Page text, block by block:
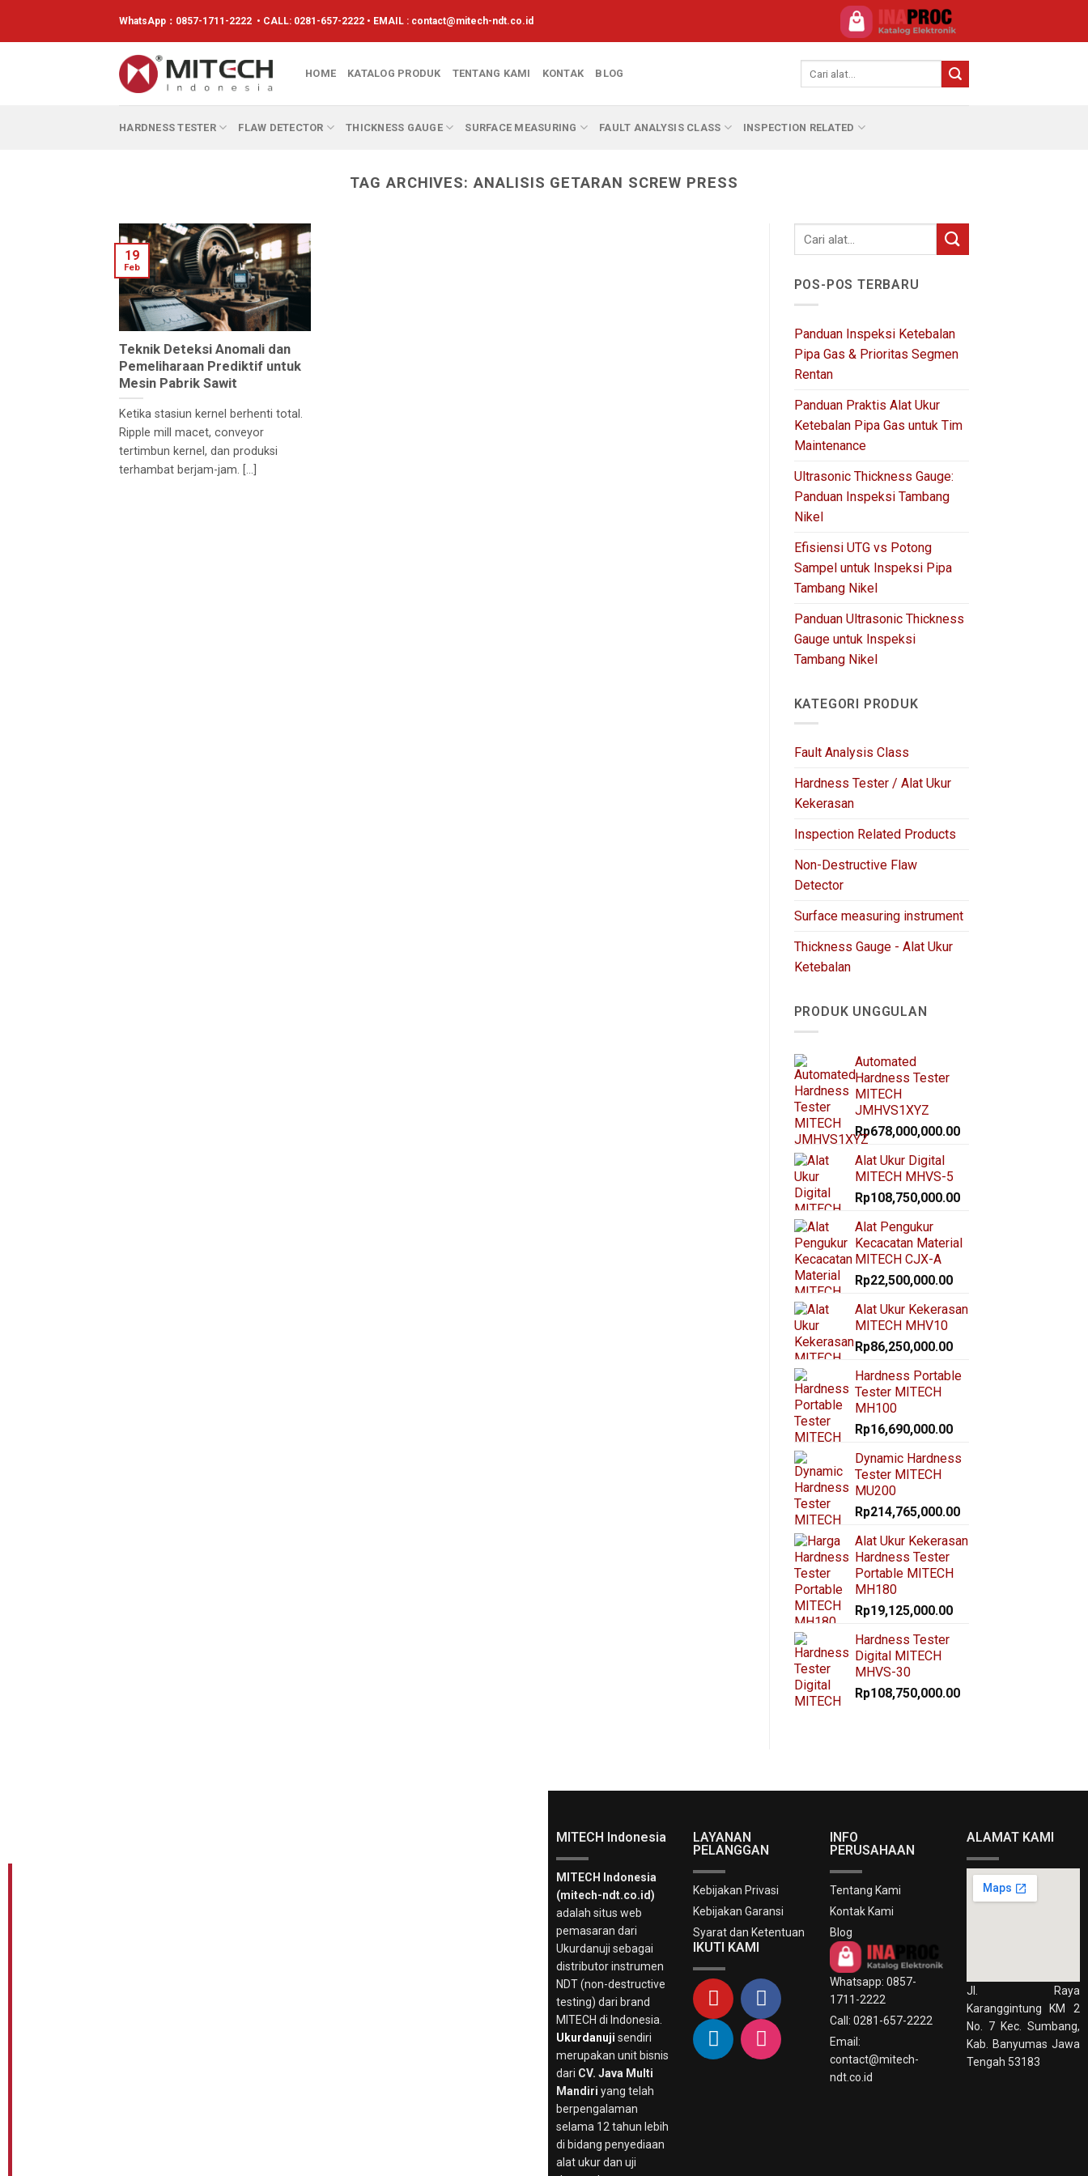
WhatsApp： 0857-1711-2222 • CALL: 0281-657-2222 • EMAIL : contact@mitech-ndt.co.id
HOME KATALOG PRODUK TENTANG KAMI KONTAK BLOG
HARDNESS TESTER FLAW DETECTOR THICKNESS GAUGE SURFACE MEASURING FAULT ANALYSIS CLASS INSPECTION RELATED
TAG ARCHIVES:ANALISIS GETARAN SCREW PRESS
Teknik Deteksi Anomali dan
Pemeliharaan Prediktif untuk
Mesin Pabrik Sawit
Ketika stasiun kernel berhenti total.
Ripple mill macet, conveyor
tertimbun kernel, dan produksi
terhambat berjam-jam. [...]
19
Feb
POS-POS TERBARU
Panduan Inspeksi Ketebalan
Pipa Gas & Prioritas Segmen
Rentan
Panduan Praktis Alat Ukur
Ketebalan Pipa Gas untuk Tim
Maintenance
Ultrasonic Thickness Gauge:
Panduan Inspeksi Tambang
Nikel
Efisiensi UTG vs Potong
Sampel untuk Inspeksi Pipa
Tambang Nikel
Panduan Ultrasonic Thickness
Gauge untuk Inspeksi
Tambang Nikel
KATEGORI PRODUK
Fault Analysis Class
Hardness Tester / Alat Ukur
Kekerasan
Inspection Related Products
Non-Destructive Flaw
Detector
Surface measuring instrument
Thickness Gauge - Alat Ukur
Ketebalan
PRODUK UNGGULAN
Automated
Hardness Tester
MITECH
JMHVS1XYZ
Rp678,000,000.00
Alat Ukur Digital
MITECH MHVS-5
Rp108,750,000.00
Alat Pengukur
Kecacatan Material
MITECH CJX-A
Rp22,500,000.00
Alat Ukur Kekerasan
MITECH MHV10
Rp86,250,000.00
Hardness Portable
Tester MITECH
MH100
Rp16,690,000.00
Dynamic Hardness
Tester MITECH
MU200
Rp214,765,000.00
Alat Ukur Kekerasan
Hardness Tester
Portable MITECH
MH180
Rp19,125,000.00
Hardness Tester
Digital MITECH
MHVS-30
Rp108,750,000.00
MITECH Indonesia
MITECH Indonesia
(mitech-ndt.co.id)
adalah situs web
pemasaran dari
Ukurdanuji sebagai
distributor instrumen
NDT (non-destructive
testing) dari brand
MITECH di Indonesia.
Ukurdanuji sendiri
merupakan unit bisnis
dari CV. Java Multi
Mandiri yang telah
berpengalaman
selama 12 tahun lebih
di bidang penyediaan
alat ukur dan uji
LAYANAN
PELANGGAN
Kebijakan Privasi
Kebijakan Garansi
Syarat dan Ketentuan
IKUTI KAMI
INFO
PERUSAHAAN
Tentang Kami
Kontak Kami
Blog
Whatsapp: 0857-
1711-2222
Call: 0281-657-2222
Email:
contact@mitech-
ndt.co.id
ALAMAT KAMI
Jl. Raya
Karanggintung KM 2
No. 7 Kec. Sumbang,
Kab. Banyumas Jawa
Tengah 53183